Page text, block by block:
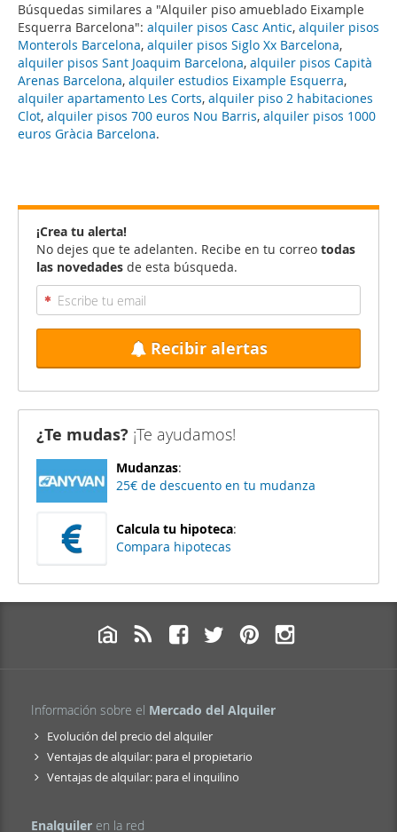
Búsquedas similares a "Alquiler piso amueblado Eixample
Esquerra Barcelona": alquiler pisos Casc Antic, alquiler pisos
Monterols Barcelona, alquiler pisos Siglo Xx Barcelona,
alquiler pisos Sant Joaquim Barcelona, alquiler pisos Capità
Arenas Barcelona, alquiler estudios Eixample Esquerra,
alquiler apartamento Les Corts, alquiler piso 2 habitaciones
Clot, alquiler pisos 700 euros Nou Barris, alquiler pisos 1000
euros Gràcia Barcelona.
¡Crea tu alerta!
No dejes que te adelanten. Recibe en tu correo todas
las novedades de esta búsqueda.
Recibir alertas
¿Te mudas? ¡Te ayudamos!
Mudanzas:
25€ de descuento en tu mudanza
Calcula tu hipoteca:
Compara hipotecas
Información sobre el Mercado del Alquiler
Evolución del precio del alquiler
Ventajas de alquilar: para el propietario
Ventajas de alquilar: para el inquilino
Enalquiler en la red